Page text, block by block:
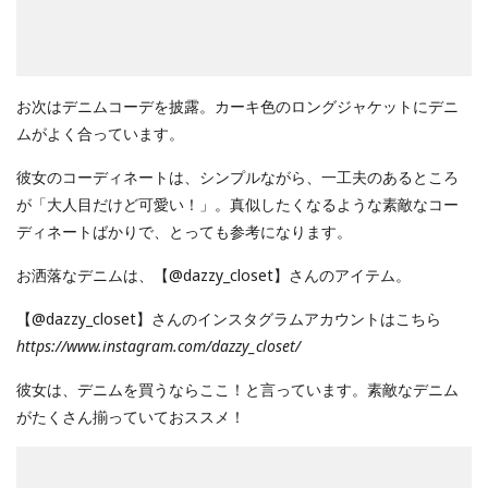
お次はデニムコーデを披露。カーキ色のロングジャケットにデニ
ムがよく合っています。
彼女のコーディネートは、シンプルながら、一工夫のあるところ
が「大人目だけど可愛い！」。真似したくなるような素敵なコー
ディネートばかりで、とっても参考になります。
お洒落なデニムは、【@dazzy_closet】さんのアイテム。
【@dazzy_closet】さんのインスタグラムアカウントはこちら
https://www.instagram.com/dazzy_closet/
彼女は、デニムを買うならここ！と言っています。素敵なデニム
がたくさん揃っていておススメ！